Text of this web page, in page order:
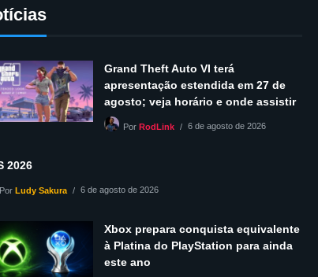
Grand Theft Auto VI terá
apresentação estendida em 27 de
agosto; veja horário e onde assistir
PorRodLink 6 de agosto de 2026
2026
PorLudy Sakura 6 de agosto de 2026
Xbox prepara conquista equivalente
à Platina do PlayStation para ainda
este ano